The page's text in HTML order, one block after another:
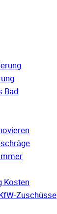
Bad
Kosten
Zuschüsse